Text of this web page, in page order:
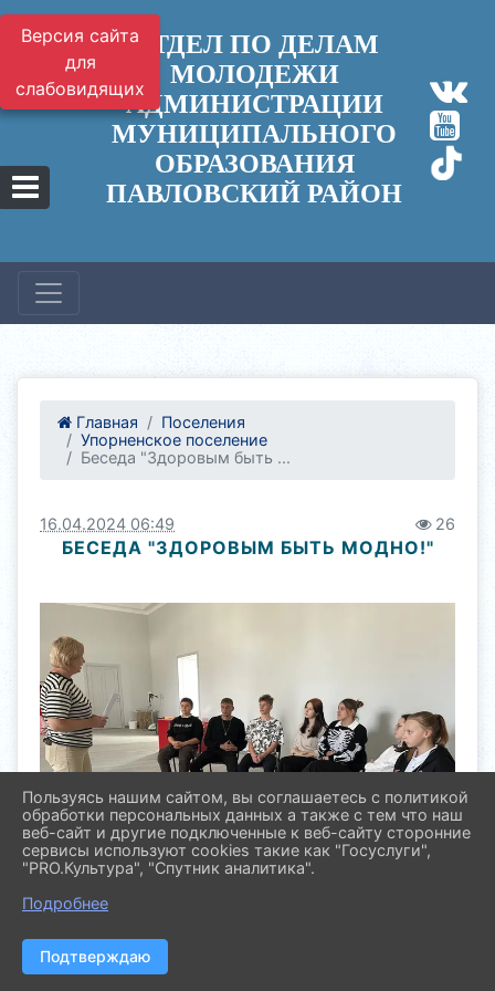
Версия сайта
для
слабовидящих
ОТДЕЛ ПО ДЕЛАМ
МОЛОДЕЖИ
АДМИНИСТРАЦИИ
МУНИЦИПАЛЬНОГО
ОБРАЗОВАНИЯ
ПАВЛОВСКИЙ РАЙОН
Главная
Поселения
Упорненское поселение
Беседа "Здоровым быть ...
16.04.2024 06:49 26
БЕСЕДА "ЗДОРОВЫМ БЫТЬ МОДНО!"
Пользуясь нашим сайтом, вы соглашаетесь с политикой
обработки персональных данных а также с тем что наш
веб-сайт и другие подключенные к веб-сайту сторонние
сервисы используют cookies такие как "Госуслуги",
"PRO.Культура", "Спутник аналитика".
Подробнее
Подтверждаю